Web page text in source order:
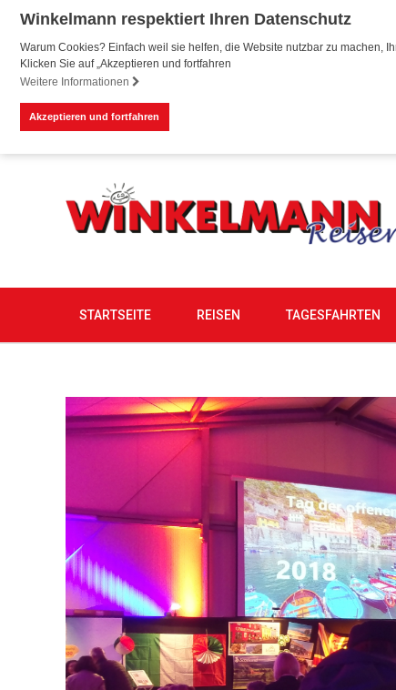
Winkelmann respektiert Ihren Datenschutz
Warum Cookies? Einfach weil sie helfen, die Website nutzbar zu machen,
Klicken Sie auf „Akzeptieren und fortfahren
Weitere Informationen
Akzeptieren und fortfahren
STARTSEITE REISEN TAGESFAHRTEN